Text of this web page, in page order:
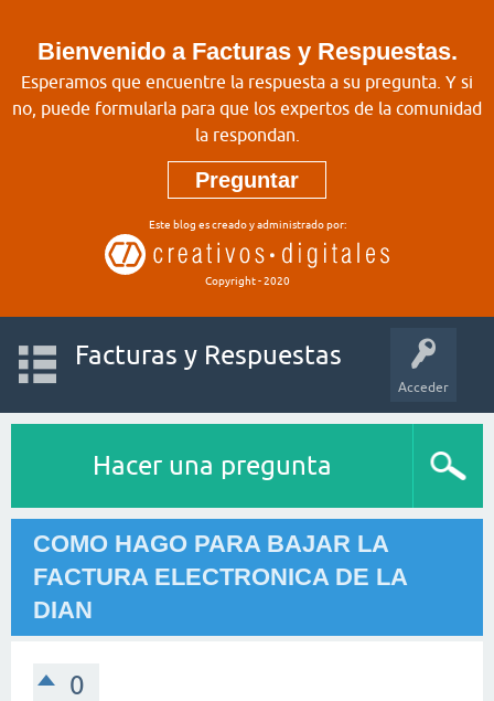
Bienvenido a Facturas y Respuestas.
Esperamos que encuentre la respuesta a su pregunta. Y si
no, puede formularla para que los expertos de la comunidad
la respondan.
Preguntar
Este blog es creado y administrado por:
Copyright - 2020
Acceder
Facturas y Respuestas
Hacer una pregunta
COMO HAGO PARA BAJAR LA
FACTURA ELECTRONICA DE LA
DIAN
0